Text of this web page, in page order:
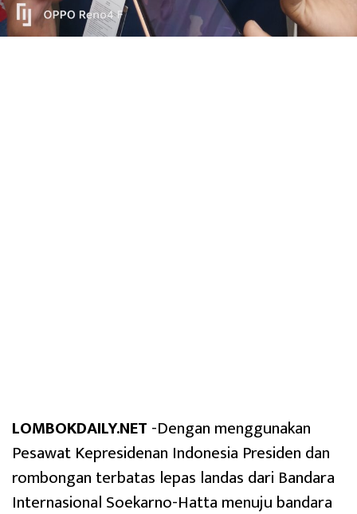
LOMBOKDAILY.NET -Dengan menggunakan
Pesawat Kepresidenan Indonesia Presiden dan
rombongan terbatas lepas landas dari Bandara
Internasional Soekarno-Hatta menuju bandara